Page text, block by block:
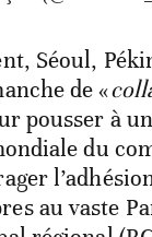
Séoul,
de «
pousser à
du
au vaste